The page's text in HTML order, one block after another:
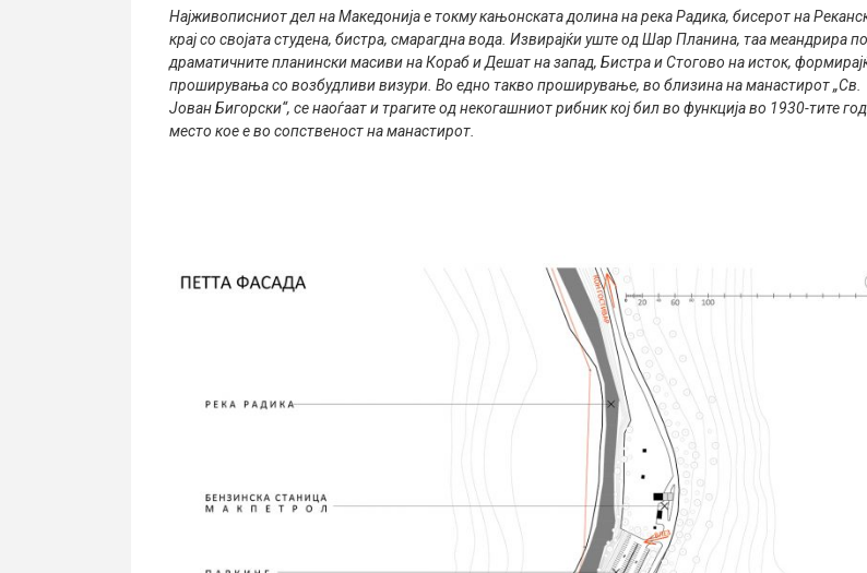
Најживописниот дел на Македонија е токму кањонската долина на река Радика, бисерот на
крај со својата студена, бистра, смарагдна вода. Извирајќи уште од Шар Планина, таа меандрира
драматичните планински масиви на Кораб и Дешат на запад, Бистра и Стогово на исток,
проширувања со возбудливи визури. Во едно такво проширување, во близина на манастирот „Св.
Јован Бигорски“, се наоѓаат и трагите од некогашниот рибник кој бил во функција во 1930-тите
место кое е во сопственост на манастирот.